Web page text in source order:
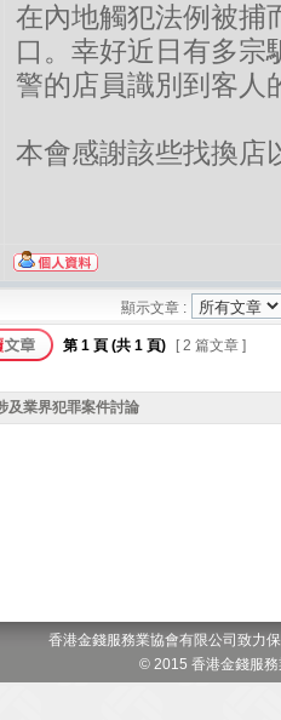
在內地觸犯法例被捕
口。幸好近日有多宗
警的店員識別到客人
本會感謝該些找換店
顯示文章 :
第 1 頁 (共 1 頁) [ 2 篇文章 ]
及業界犯罪案件討論
香港金錢服務業協會有限公司致力
© 2015 香港金錢服